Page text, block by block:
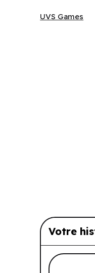
UVS Games
Votre
Liste